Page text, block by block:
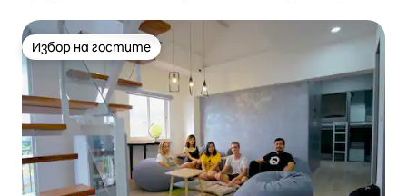
Избор на гостите
Избор на гостите